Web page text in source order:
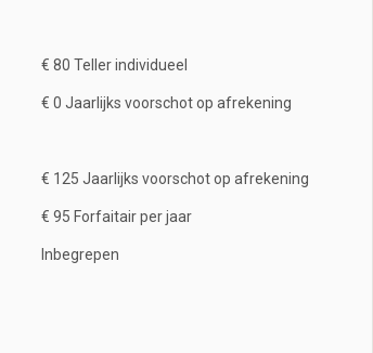
€ 80 Teller individueel
€ 0 Jaarlijks voorschot op afrekening
€ 125 Jaarlijks voorschot op afrekening
€ 95 Forfaitair per jaar
Inbegrepen